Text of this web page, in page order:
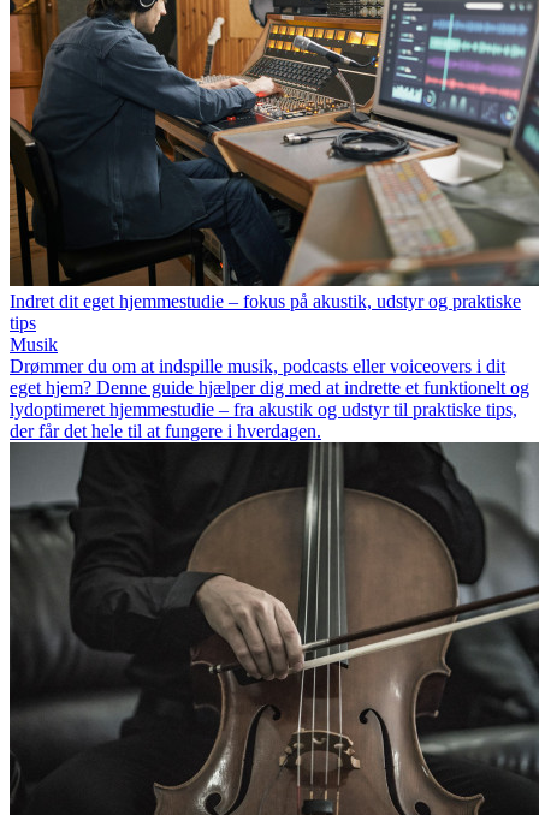
Indret dit eget hjemmestudie – fokus på akustik, udstyr og praktiske
tips
Musik
Drømmer du om at indspille musik, podcasts eller voiceovers i dit
eget hjem? Denne guide hjælper dig med at indrette et funktionelt og
lydoptimeret hjemmestudie – fra akustik og udstyr til praktiske tips,
der får det hele til at fungere i hverdagen.